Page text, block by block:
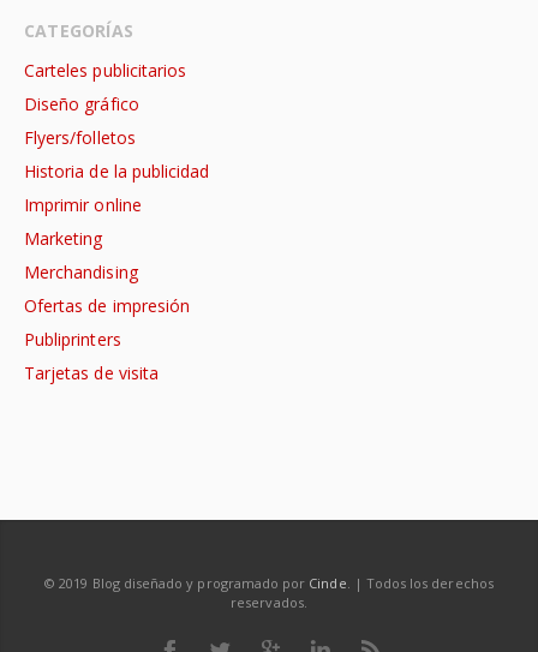
CATEGORÍAS
Carteles publicitarios
Diseño gráfico
Flyers/folletos
Historia de la publicidad
Imprimir online
Marketing
Merchandising
Ofertas de impresión
Publiprinters
Tarjetas de visita
© 2019 Blog diseñado y programado por Cinde. | Todos los derechos
reservados.